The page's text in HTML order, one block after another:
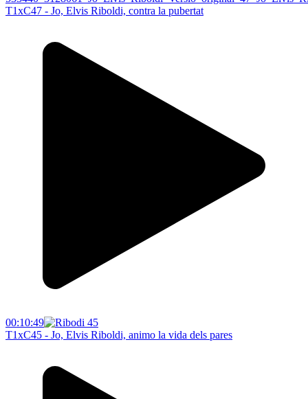
T1xC47 - Jo, Elvis Riboldi, contra la pubertat
00:10:49
T1xC45 - Jo, Elvis Riboldi, animo la vida dels pares